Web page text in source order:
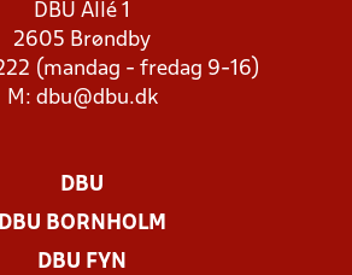
DBU Allé 1
2605 Brøndby
(mandag - fredag 9-16)
M: dbu@dbu.dk
DBU
DBU BORNHOLM
DBU FYN